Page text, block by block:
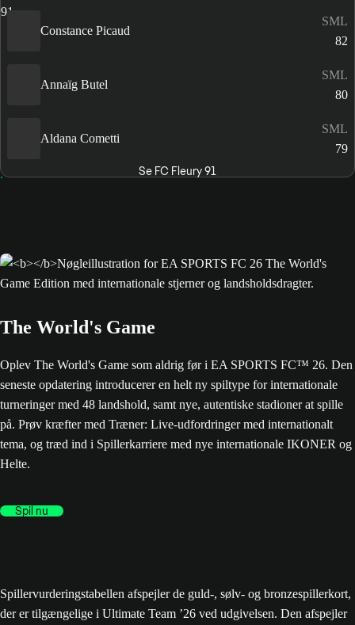
Constance Picaud
SML
82
Annaïg Butel
SML
80
Aldana Cometti
SML
79
Se FC Fleury 91
The World's Game
Oplev The World's Game som aldrig før i EA SPORTS FC™ 26. Den
seneste opdatering introducerer en helt ny spiltype for internationale
turneringer med 48 landshold, samt nye, autentiske stadioner at spille
på. Prøv kræfter med Træner: Live-udfordringer med internationalt
tema, og træd ind i Spillerkarriere med nye internationale IKONER og
Helte.
Spil nu
Spillervurderingstabellen afspejler de guld-, sølv- og bronzespillerkort,
der er tilgængelige i Ultimate Team ’26 ved udgivelsen. Den afspejler